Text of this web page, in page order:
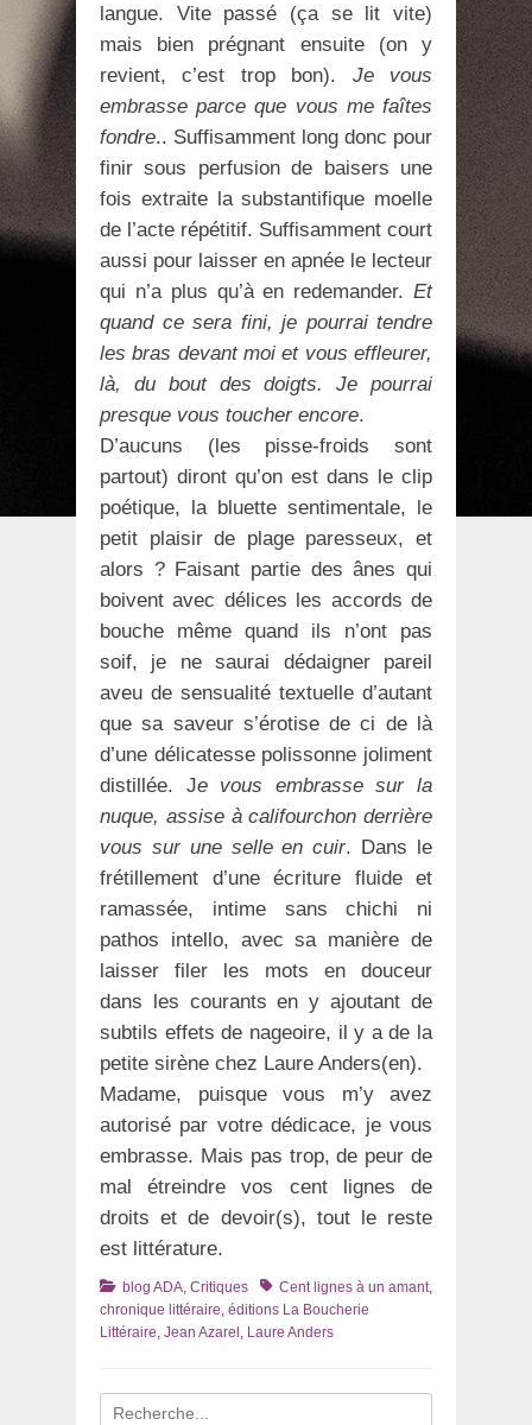
langue. Vite passé (ça se lit vite)
mais bien prégnant ensuite (on y
revient, c’est trop bon). Je vous
embrasse parce que vous me faîtes
fondre.. Suffisamment long donc pour
finir sous perfusion de baisers une
fois extraite la substantifique moelle
de l’acte répétitif. Suffisamment court
aussi pour laisser en apnée le lecteur
qui n’a plus qu’à en redemander. Et
quand ce sera fini, je pourrai tendre
les bras devant moi et vous effleurer,
là, du bout des doigts. Je pourrai
presque vous toucher encore.
D’aucuns (les pisse-froids sont
partout) diront qu’on est dans le clip
poétique, la bluette sentimentale, le
petit plaisir de plage paresseux, et
alors ? Faisant partie des ânes qui
boivent avec délices les accords de
bouche même quand ils n’ont pas
soif, je ne saurai dédaigner pareil
aveu de sensualité textuelle d’autant
que sa saveur s’érotise de ci de là
d’une délicatesse polissonne joliment
distillée. Je vous embrasse sur la
nuque, assise à califourchon derrière
vous sur une selle en cuir. Dans le
frétillement d’une écriture fluide et
ramassée, intime sans chichi ni
pathos intello, avec sa manière de
laisser filer les mots en douceur
dans les courants en y ajoutant de
subtils effets de nageoire, il y a de la
petite sirène chez Laure Anders(en).
Madame, puisque vous m’y avez
autorisé par votre dédicace, je vous
embrasse. Mais pas trop, de peur de
mal étreindre vos cent lignes de
droits et de devoir(s), tout le reste
est littérature.
Catégories
blog ADA Critiques TagsCent lignes à un amant
chronique littéraire éditions La Boucherie
Littéraire Jean Azarel Laure Anders
Recherche